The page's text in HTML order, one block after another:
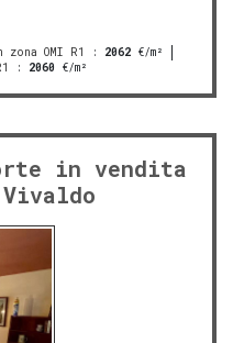
OMI R1 : 2062 €/m²
: 2060 €/m²
in vendita